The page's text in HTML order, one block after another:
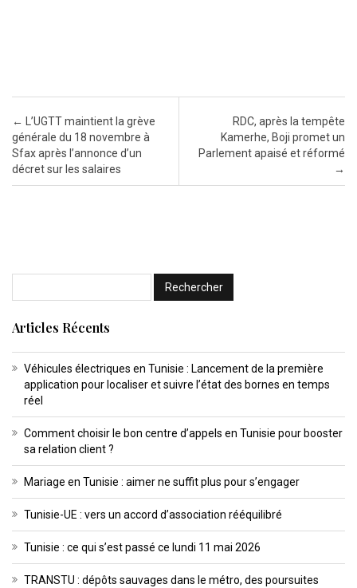
Post navigation
←
L’UGTT maintient la grève
générale du 18 novembre à
Sfax après l’annonce d’un
décret sur les salaires
RDC, après la tempête
Kamerhe, Boji promet un
Parlement apaisé et réformé
→
Articles Récents
Véhicules électriques en Tunisie : Lancement de la première
application pour localiser et suivre l’état des bornes en temps
réel
Comment choisir le bon centre d’appels en Tunisie pour booster
sa relation client ?
Mariage en Tunisie : aimer ne suffit plus pour s’engager
Tunisie-UE : vers un accord d’association rééquilibré
Tunisie : ce qui s’est passé ce lundi 11 mai 2026
TRANSTU : dépôts sauvages dans le métro, des poursuites